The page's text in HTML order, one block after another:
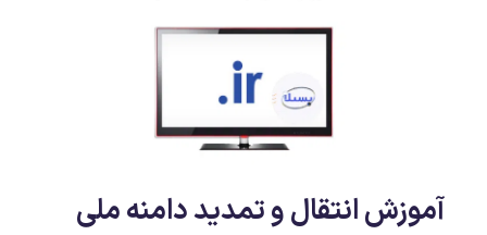
آموزش انتقال و تمدید دامنه ملی